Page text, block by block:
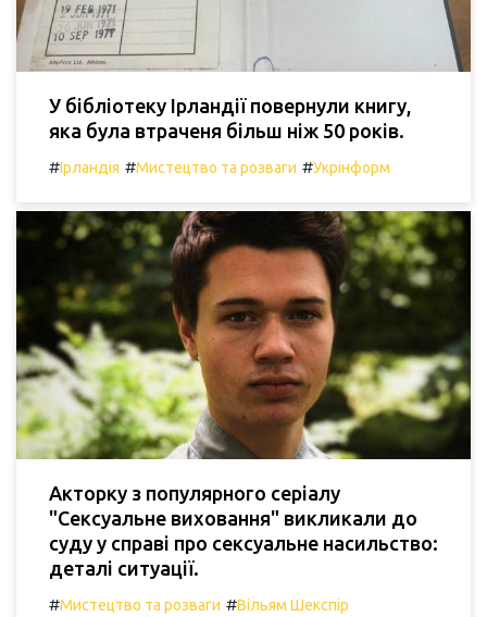
У бібліотеку Ірландії повернули книгу,
яка була втраченя більш ніж 50 років.
#Ірландія #Мистецтво та розваги #Укрінформ
Акторку з популярного серіалу
"Сексуальне виховання" викликали до
суду у справі про сексуальне насильство:
деталі ситуації.
#Мистецтво та розваги #Вільям Шекспір